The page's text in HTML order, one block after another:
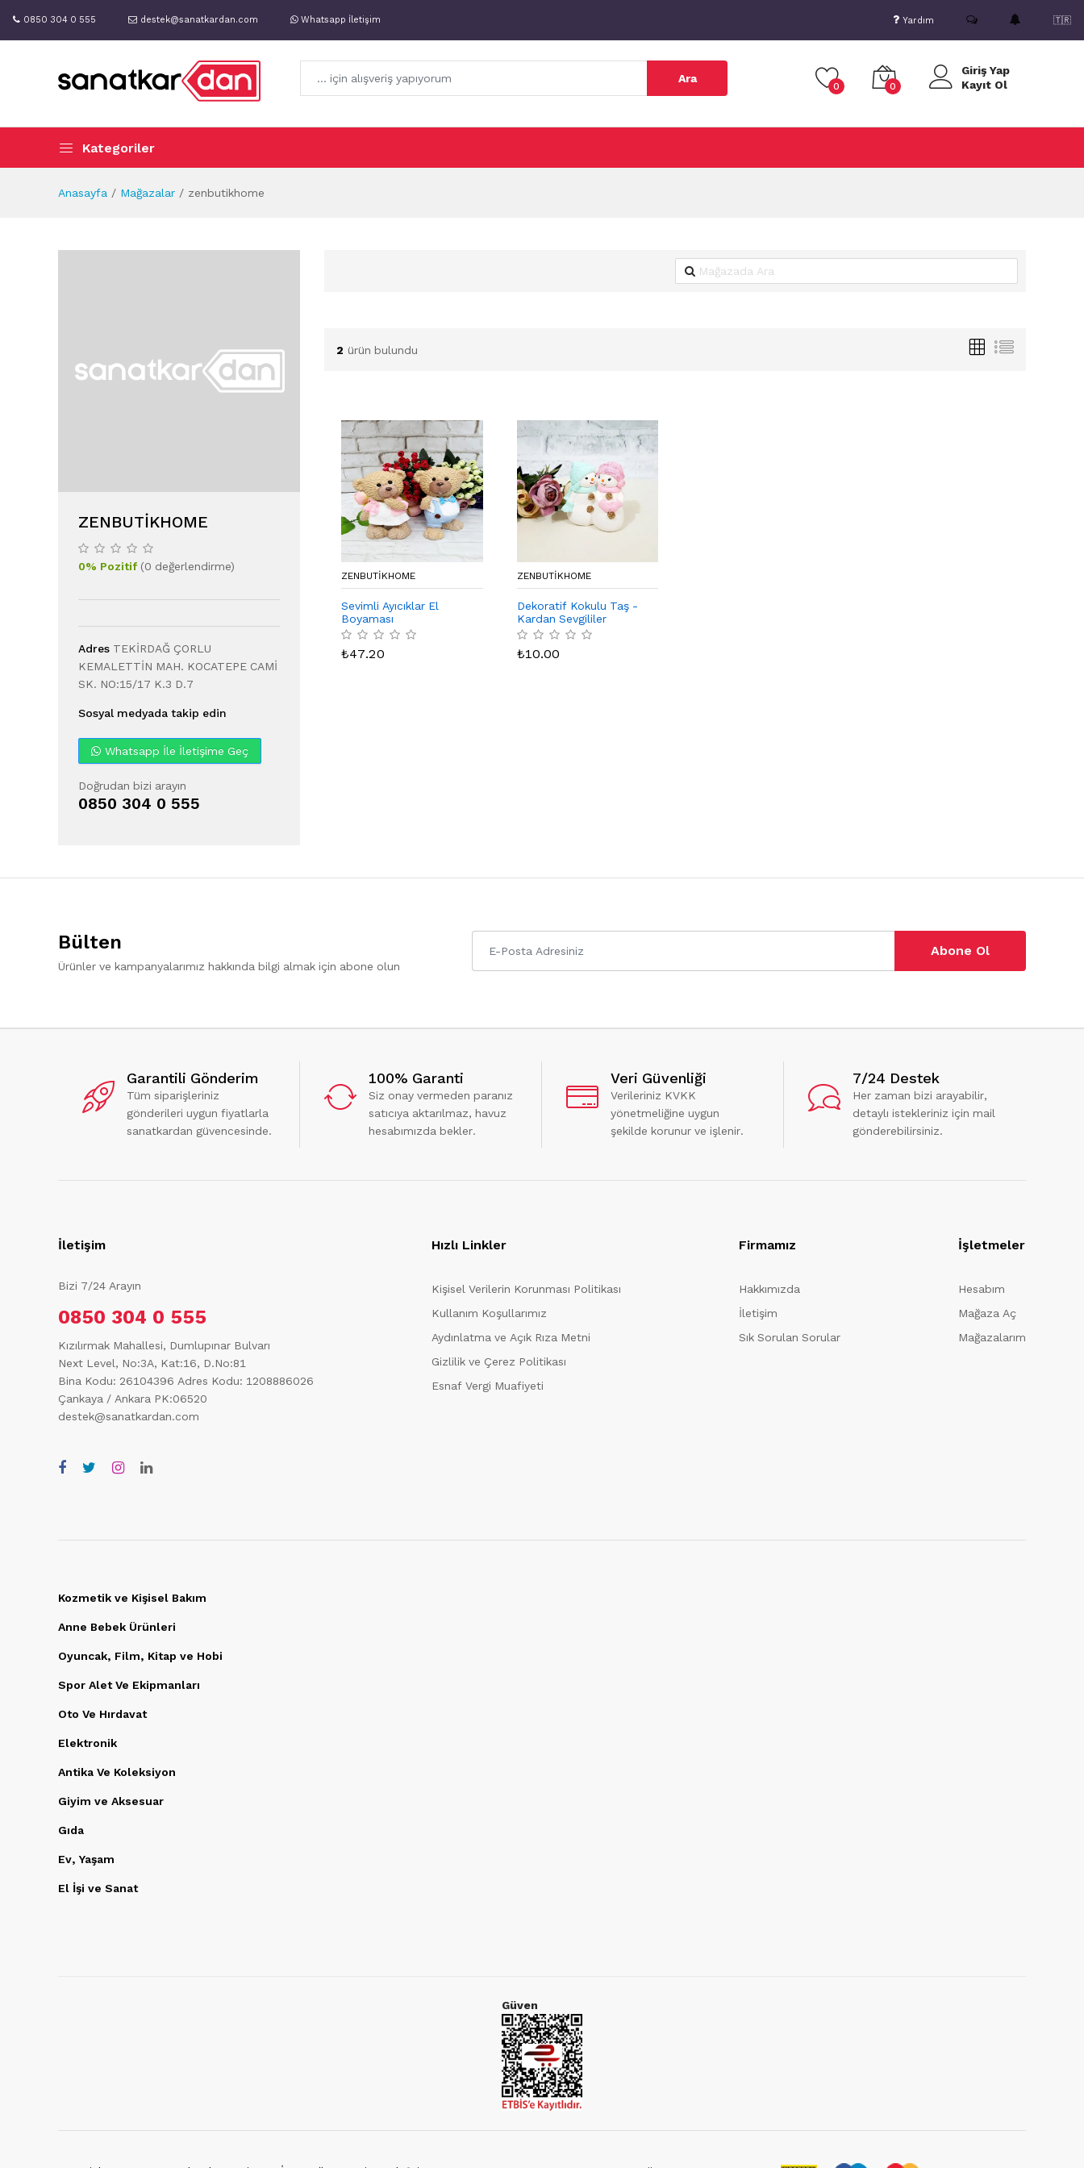
0850 304 0 555 destek@sanatkardan.com Whatsapp İletişim Yardım 🇹🇷
Ara
0 0
Giriş Yap
Kayıt Ol
Kategoriler
Anasayfa Mağazalar zenbutikhome
ZENBUTIKHOME
0% Pozitif(0 değerlendirme)
Adres TEKİRDAĞ ÇORLU
KEMALETTİN MAH. KOCATEPE CAMİ
SK. NO:15/17 K.3 D.7
Sosyal medyada takip edin
Whatsapp İle İletişime Geç
Doğrudan bizi arayın
0850 304 0 555
2 ürün bulundu
ZENBUTIKHOME
Sevimli Ayıcıklar El
Boyaması
₺47.20
ZENBUTIKHOME
Dekoratif Kokulu Taş -
Kardan Sevgililer
₺10.00
Bülten
Ürünler ve kampanyalarımız hakkında bilgi almak için abone olun
Abone Ol
Garantili Gönderim
Tüm siparişleriniz
gönderileri uygun fiyatlarla
sanatkardan güvencesinde.
100% Garanti
Siz onay vermeden paranız
satıcıya aktarılmaz, havuz
hesabımızda bekler.
Veri Güvenliği
Verileriniz KVKK
yönetmeliğine uygun
şekilde korunur ve işlenir.
7/24 Destek
Her zaman bizi arayabilir,
detaylı istekleriniz için mail
gönderebilirsiniz.
İletişim
Bizi 7/24 Arayın
0850 304 0 555
Kızılırmak Mahallesi, Dumlupınar Bulvarı
Next Level, No:3A, Kat:16, D.No:81
Bina Kodu: 26104396 Adres Kodu: 1208886026
Çankaya / Ankara PK:06520
destek@sanatkardan.com
Hızlı Linkler
Kişisel Verilerin Korunması Politikası
Kullanım Koşullarımız
Aydınlatma ve Açık Rıza Metni
Gizlilik ve Çerez Politikası
Esnaf Vergi Muafiyeti
Firmamız
Hakkımızda
İletişim
Sık Sorulan Sorular
İşletmeler
Hesabım
Mağaza Aç
Mağazalarım
Kozmetik ve Kişisel Bakım
Anne Bebek Ürünleri
Oyuncak, Film, Kitap ve Hobi
Spor Alet Ve Ekipmanları
Oto Ve Hırdavat
Elektronik
Antika Ve Koleksiyon
Giyim ve Aksesuar
Gıda
Ev, Yaşam
El İşi ve Sanat
Güven